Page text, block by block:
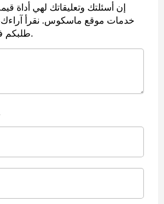
إن أسئلتك وتعليقاتك لهي أداة
خدمات موقع ماسكوس. نقرأ آراءك،
طلبكم في أسرع وقت ممكن.